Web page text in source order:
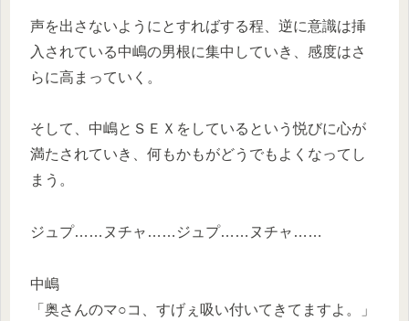
声を出さないようにとすればする程、逆に意識は挿
入されている中嶋の男根に集中していき、感度はさ
らに高まっていく。
そして、中嶋とＳＥＸをしているという悦びに心が
満たされていき、何もかもがどうでもよくなってし
まう。
ジュプ……ヌチャ……ジュプ……ヌチャ……
中嶋
「奥さんのマ○コ、すげぇ吸い付いてきてますよ。」